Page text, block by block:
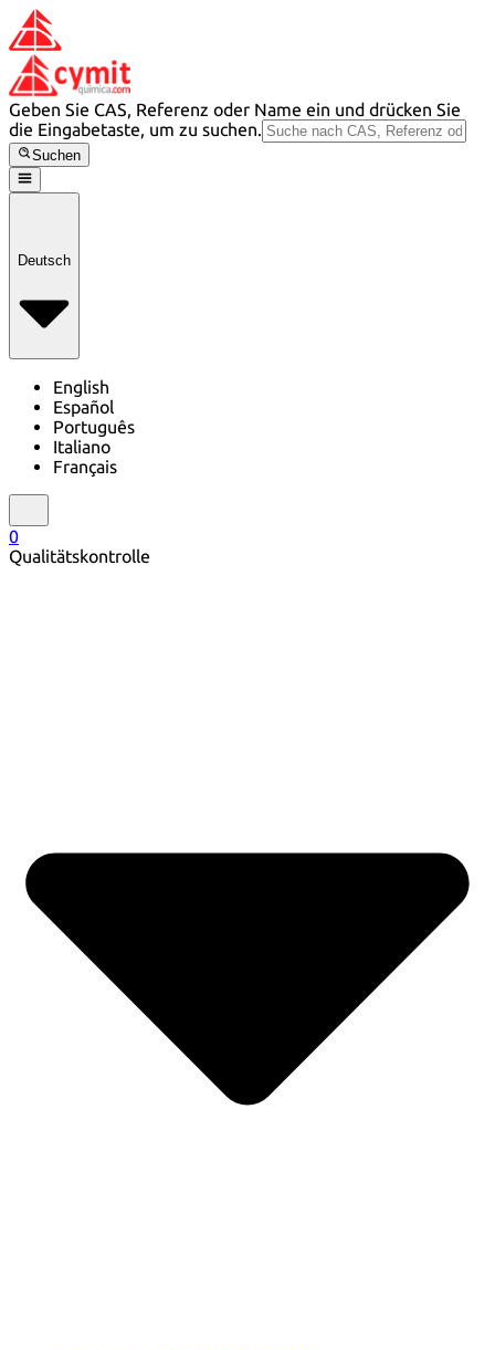
Geben Sie CAS, Referenz oder Name ein und drücken Sie
die Eingabetaste, um zu suchen.
Suchen
Deutsch
English
Español
Português
Italiano
Français
0
Qualitätskontrolle